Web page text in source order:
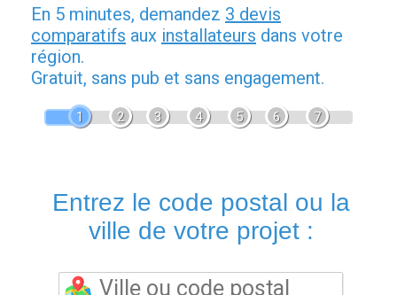
En 5 minutes, demandez 3 devis
comparatifs aux installateurs dans votre
région.
Gratuit, sans pub et sans engagement.
1 2 3 4 5 6 7
Entrez le code postal ou la
ville de votre projet :